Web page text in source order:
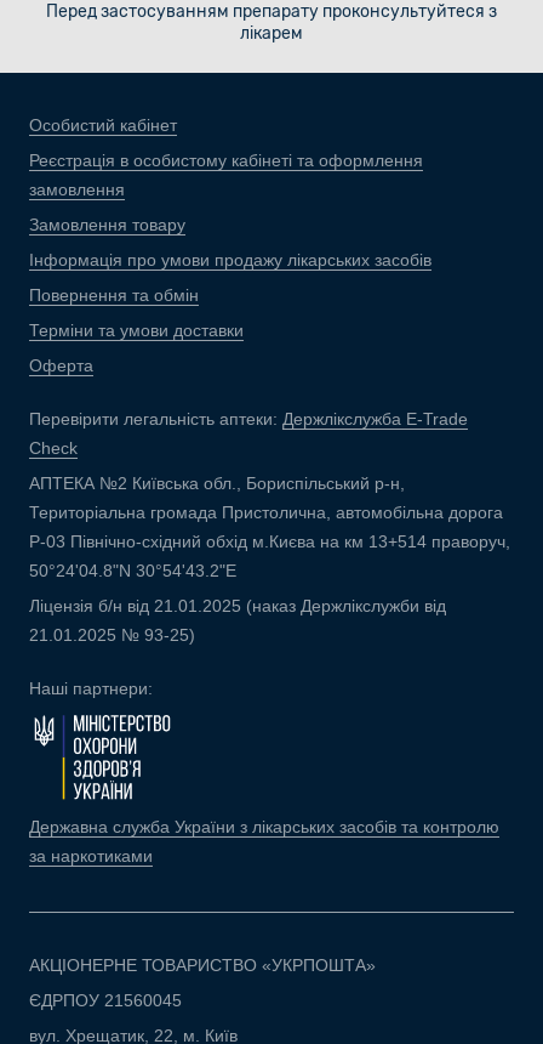
Перед застосуванням препарату проконсультуйтеся з
лікарем
Особистий кабінет
Реєстрація в особистому кабінеті та оформлення
замовлення
Замовлення товару
Інформація про умови продажу лікарських засобів
Повернення та обмін
Терміни та умови доставки
Оферта
Перевірити легальність аптеки: Держлікслужба E-Trade
Check
АПТЕКА №2 Київська обл., Бориспільський р-н,
Територіальна громада Пристолична, автомобільна дорога
Р-03 Північно-східний обхід м.Києва на км 13+514 праворуч,
50°24'04.8"N 30°54'43.2"E
Ліцензія б/н від 21.01.2025 (наказ Держлікслужби від
21.01.2025 № 93-25)
Наші партнери:
Державна служба України з лікарських засобів та контролю
за наркотиками
АКЦІОНЕРНЕ ТОВАРИСТВО «УКРПОШТА»
ЄДРПОУ 21560045
вул. Хрещатик, 22, м. Київ